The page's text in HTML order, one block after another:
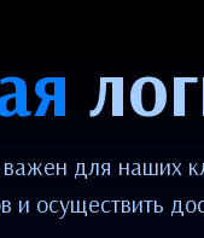
для наших
и осуществить